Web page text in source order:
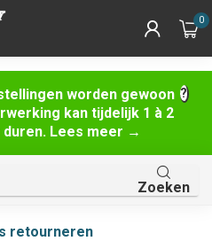
worden gewoon
kan tijdelijk 1 à 2
Lees meer →
0
Zoeken
retourneren